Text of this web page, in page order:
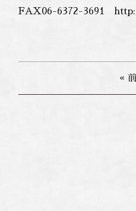
FAX06-6372-3691
«